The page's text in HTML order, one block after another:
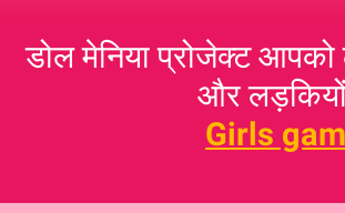
डोल मेनिया प्रोजेक्ट आपको
और लड़कियों
Girls